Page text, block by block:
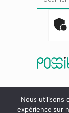
Nous utilisons
expérience sur